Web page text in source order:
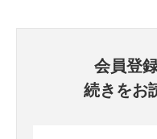
会員登
続きをお